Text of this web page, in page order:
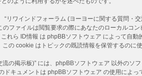
リワインドフォーラム (ヨーヨーに関する質問
ファイルは閲覧要求の際にあなたのローカルコ
れら ID情報 は phpBBソフトウェア によって自
の cookie はトピックの既読情報を保管するのに
の掲示板)” には、phpBBソフトウェア 以外の
キュメントは phpBBソフトウェア の使用によ